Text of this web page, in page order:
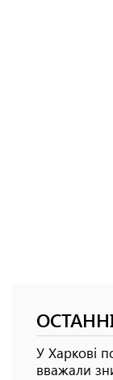
У Харкові
вважали